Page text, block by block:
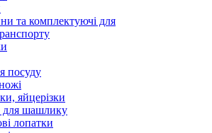
та комплектуючі для
посуду
яйцерізки
шашлику
лопатки